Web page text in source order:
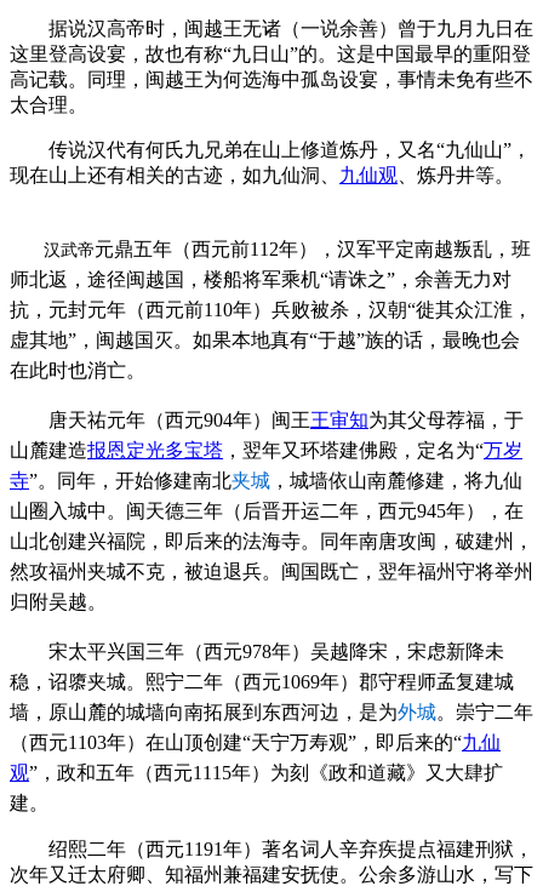
据说汉高帝时，闽越王无诸（一说余善）曾于九月九日在
这里登高设宴，故也有称“九日山”的。这是中国最早的重阳登
高记载。同理，闽越王为何选海中孤岛设宴，事情未免有些不
太合理。
传说汉代有何氏九兄弟在山上修道炼丹，又名“九仙山”，
现在山上还有相关的古迹，如九仙洞、 九仙观 、炼丹井等。
汉武帝元鼎五年（西元前112年），汉军平定南越叛乱，班
师北返，途径闽越国，楼船将军乘机“请诛之”，余善无力对
抗，元封元年（西元前110年）兵败被杀，汉朝“徙其众江淮，
虚其地”，闽越国灭。如果本地真有“于越”族的话，最晚也会
在此时也消亡。
唐天祐元年（西元904年） 闽王王审知为其父母荐福，于
山麓建造报恩定光多宝塔 ，翌年又环塔建佛殿，定名为“万岁
寺”。同年， 开始修建南北夹城 ，城墙依山南麓修建，将九仙
山圈入城中。闽天德三年（ 后晋开运二年， 西元945年）
，在
山北创建兴福院，即后来的法海寺。同年南唐攻闽，破建州，
然攻福州夹城不克，被迫退兵。闽国既亡，翌年福州守将举州
归附吴越。
宋太平兴国三年（西元978年）吴越降宋，宋虑新降未
稳，诏隳夹城。 熙宁二年（西元1069年）郡守程师孟复建城
墙，原山麓的城墙向南拓展到东西河边，是为外城。 崇宁二年
（西元1103年）在山顶创建“天宁万寿观”，即后来的“九仙
观”， 政和五年（西元1115年）为刻 《政和道藏》又大肆扩
建。
绍熙二年（西元1191年）著名词人 辛弃疾提点福建刑狱，
次年又迁太府卿、知福州兼福建安抚使。公余多游山水，写下